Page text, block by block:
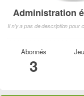
Administration
Il n'y a pas de description pour
Abonnés
3